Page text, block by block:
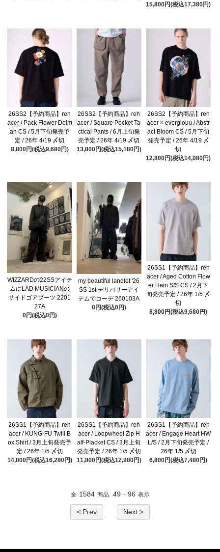
15,800円(税込17,380円)
26SS2【予約商品】reh
acer / Pack Flower Dolm
an CS / 5月下旬発売予
定 / 26年 4/19 〆切
8,800円(税込9,680円)
26SS2【予約商品】reh
acer / Square Pocket Ta
ctical Pants / 6月上旬発
売予定 / 26年 4/19 〆切
13,800円(税込15,180円)
26SS2【予約商品】reh
acer × everglouu / Abstr
act Bloom CS / 5月下旬
発売予定 / 26年 4/19 〆
切
12,800円(税込14,080円)
WIZZARDの22SSアイテ
ムにLAD MUSICIANの
サイドゴアブーツ 2201
27A
0円(税込0円)
my beautiful landlet '26
SS 1st デリバリーアイ
テムでコーデ 260103A
0円(税込0円)
26SS1【予約商品】reh
acer / Aged Cotton Flow
er Hem S/S CS / 2月下
旬発売予定 / 26年 1/5 〆
切
8,800円(税込9,680円)
26SS1【予約商品】reh
acer / KUNG-FU Twill B
ox Shirt / 3月上旬発売予
定 / 26年 1/5 〆切
14,800円(税込16,280円)
26SS1【予約商品】reh
acer / Loopwheel Zip H
alf-Placket CS / 3月上旬
発売予定 / 26年 1/5 〆切
11,800円(税込12,980円)
26SS1【予約商品】reh
acer / Engage Heart HW
L/S / 2月下旬発売予定 /
26年 1/5 〆切
6,800円(税込7,480円)
全 1584 商品 49 - 96 表示
< Prev Next >